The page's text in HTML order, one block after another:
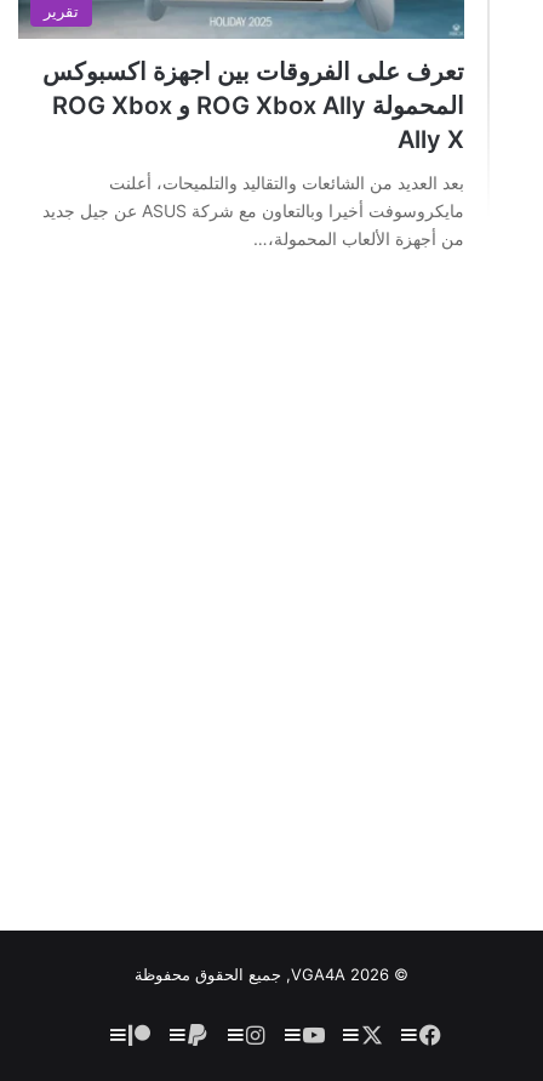
تقرير
تعرف على الفروقات بين اجهزة اكسبوكس
المحمولة ROG Xbox Ally و ROG Xbox
Ally X
بعد العديد من الشائعات والتقاليد والتلميحات، أعلنت
مايكروسوفت أخيرا وبالتعاون مع شركة ASUS عن جيل جديد
من أجهزة الألعاب المحمولة،…
© VGA4A 2026, جميع الحقوق محفوظة
فيسبوك
‫X
‫YouTubeانستقرام
‏Paypal
‫Patreon